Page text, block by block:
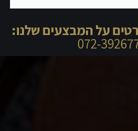
על המבצעים שלנו:
072-